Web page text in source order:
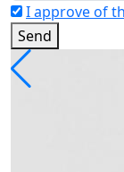
I approve of
Send